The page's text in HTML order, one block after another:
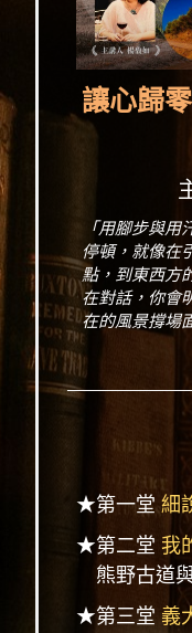
讓心歸
「用腳步與用
停頓，就像在
點，到東西方
在對話，你會
在的風景撐場
★第一堂細
★第二堂 我
熊野古道
★第三堂 義